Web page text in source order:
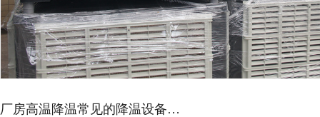
皮革车间降温措施有哪些？